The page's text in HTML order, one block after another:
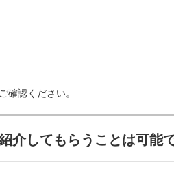
確認ください。
介してもらうことは可能